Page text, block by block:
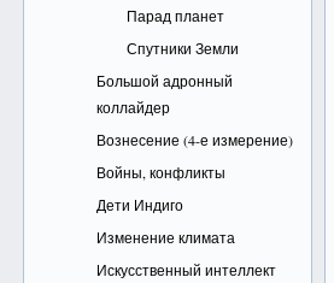
Парад планет
Спутники Земли
Большой адронный
коллайдер
Вознесение (4-е измерение)
Войны, конфликты
Дети Индиго
Изменение климата
Искусственный интеллект